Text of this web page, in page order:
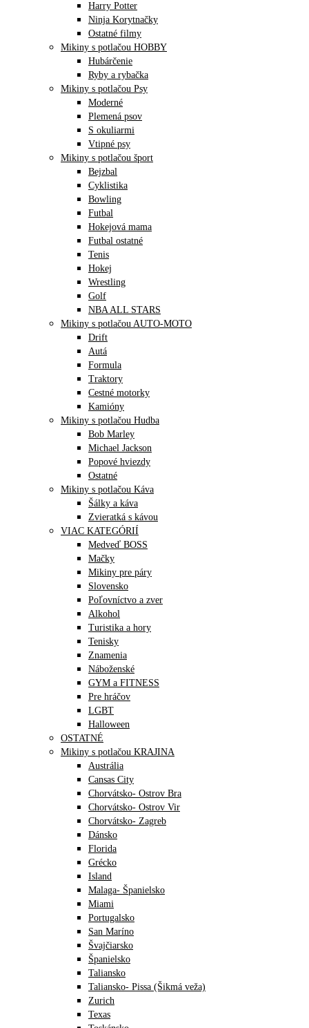
Harry Potter
Ninja Korytnačky
Ostatné filmy
Mikiny s potlačou HOBBY
Hubárčenie
Ryby a rybačka
Mikiny s potlačou Psy
Moderné
Plemená psov
S okuliarmi
Vtipné psy
Mikiny s potlačou šport
Bejzbal
Cyklistika
Bowling
Futbal
Hokejová mama
Futbal ostatné
Tenis
Hokej
Wrestling
Golf
NBA ALL STARS
Mikiny s potlačou AUTO-MOTO
Drift
Autá
Formula
Traktory
Cestné motorky
Kamióny
Mikiny s potlačou Hudba
Bob Marley
Michael Jackson
Popové hviezdy
Ostatné
Mikiny s potlačou Káva
Šálky a káva
Zvieratká s kávou
VIAC KATEGÓRIÍ
Medveď BOSS
Mačky
Mikiny pre páry
Slovensko
Poľovníctvo a zver
Alkohol
Turistika a hory
Tenisky
Znamenia
Náboženské
GYM a FITNESS
Pre hráčov
LGBT
Halloween
OSTATNÉ
Mikiny s potlačou KRAJINA
Austrália
Cansas City
Chorvátsko- Ostrov Bra
Chorvátsko- Ostrov Vir
Chorvátsko- Zagreb
Dánsko
Florida
Grécko
Island
Malaga- Španielsko
Miami
Portugalsko
San Maríno
Švajčiarsko
Španielsko
Taliansko
Taliansko- Pissa (Šikmá veža)
Zurich
Texas